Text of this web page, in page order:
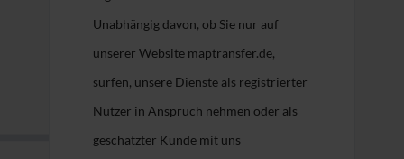
Unabhängig davon, ob Sie nur auf
unserer Website maptransfer.de,
surfen, unsere Dienste als registrierter
Nutzer in Anspruch nehmen oder als
geschätzter Kunde mit uns